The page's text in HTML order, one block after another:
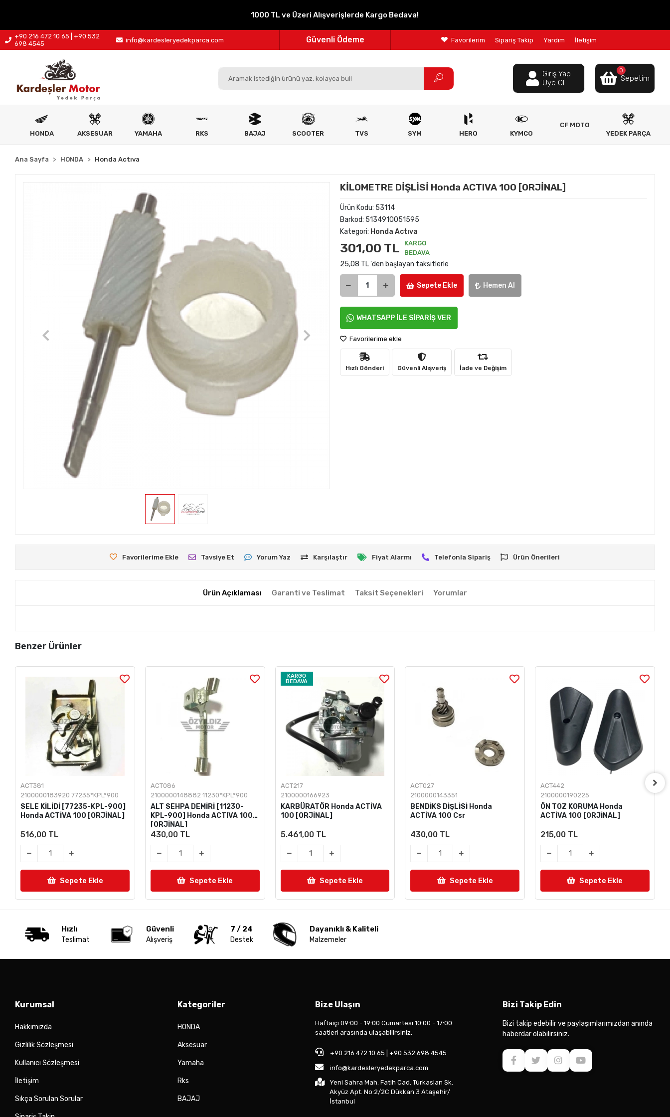
1000 TL ve Üzeri Alışverişlerde Kargo Bedava!
+90 216 472 10 65 | +90 532
698 4545
info@kardesleryedekparca.com
Parçanızın Online Adresi
100% Orijinal Ürün
Güvenli Ödeme
Ücretsiz İade
Favorilerim Sipariş Takip Yardım İletişim
Giriş Yap
Üye Ol
0
Sepetim
HONDA AKSESUAR YAMAHA RKS BAJAJ SCOOTER TVS SYM HERO KYMCO
CF MOTO
YEDEK PARÇA
Ana Sayfa HONDA Honda Actıva
KİLOMETRE DİŞLİSİ Honda ACTIVA 100 [ORJİNAL]
Ürün Kodu: 53114
Barkod: 5134910051595
Kategori: Honda Actıva
301,00 TL
KARGO
BEDAVA
25,08 TL 'den başlayan taksitlerle
Sepete Ekle Hemen Al
WHATSAPP İLE SİPARİŞ VER
Favorilerime ekle
Hızlı Gönderi Güvenli Alışveriş İade ve Değişim
Favorilerime Ekle Tavsiye Et Yorum Yaz Karşılaştır Fiyat Alarmı Telefonla Sipariş Ürün Önerileri
Ürün Açıklaması Garanti ve Teslimat Taksit Seçenekleri Yorumlar
Benzer Ürünler
ACT381
2100000183920 77235*KPL*900
SELE KİLİDİ [77235-KPL-900]
Honda ACTİVA 100 [ORJİNAL]
516,00 TL
Sepete Ekle
ACT086
2100000148882 11230*KPL*900
ALT SEHPA DEMİRİ [11230-
KPL-900] Honda ACTIVA 100
[ORJİNAL]
430,00 TL
Sepete Ekle
KARGO
BEDAVA
ACT217
2100000166923
KARBÜRATÖR Honda ACTİVA
100 [ORJİNAL]
5.461,00 TL
Sepete Ekle
ACT027
2100000143351
BENDİKS DİŞLİSİ Honda
ACTİVA 100 Csr
430,00 TL
Sepete Ekle
ACT442
2100000190225
ÖN TOZ KORUMA Honda
ACTİVA 100 [ORJİNAL]
215,00 TL
Sepete Ekle
Hızlı
Teslimat
Güvenli
Alışveriş
7 / 24
Destek
Dayanıklı & Kaliteli
Malzemeler
Kurumsal
Hakkımızda
Gizlilik Sözleşmesi
Kullanıcı Sözleşmesi
İletişim
Sıkça Sorulan Sorular
Kategoriler
HONDA
Aksesuar
Yamaha
Rks
BAJAJ
Bize Ulaşın
Haftaiçi 09:00 - 19:00 Cumartesi 10:00 - 17:00
saatleri arasında ulaşabilirsiniz.
+90 216 472 10 65 | +90 532 698 4545
info@kardesleryedekparca.com
Yeni Sahra Mah. Fatih Cad. Türkaslan Sk.
Akyüz Apt. No:2/2C Dükkan 3 Ataşehir/
İstanbul
Bizi Takip Edin
Bizi takip edebilir ve paylaşımlarımızdan anında
haberdar olabilirsiniz.